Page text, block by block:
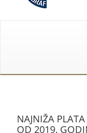
NAJNIŽA
OD 2019.